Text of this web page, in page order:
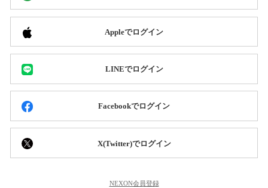
Appleでログイン
LINEでログイン
Facebookでログイン
X(Twitter)でログイン
NEXON会員登録